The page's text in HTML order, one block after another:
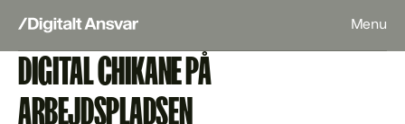
Menu
DIGITAL CHIKANE PÅ
ARBEJDSPLADSEN